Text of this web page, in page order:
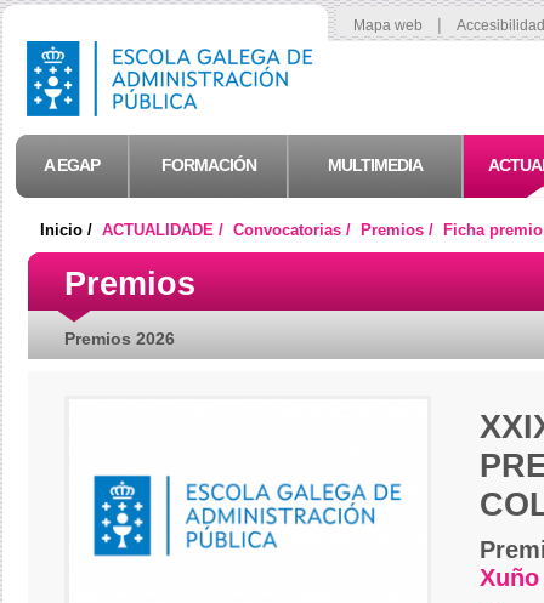
Mapa web |
A EGAP FORMACIÓN MULTIMEDIA
Inicio / ACTUALIDADE / Convocatorias / Premios / Ficha premio
Premios 2026
Premios
Xuño